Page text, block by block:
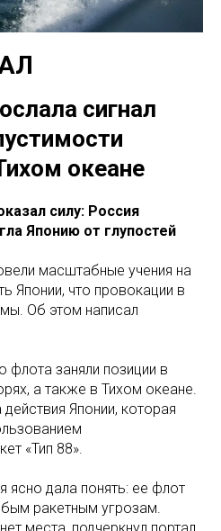
сигнал
океане
силу: Россия
Японию от глупостей
масштабные учения на
Японии, что провокации в
Об этом написал
флота заняли позиции в
а также в Тихом океане.
Японии, которая
«Тип 88».
ясно дала понять: ее флот
ракетным угрозам.